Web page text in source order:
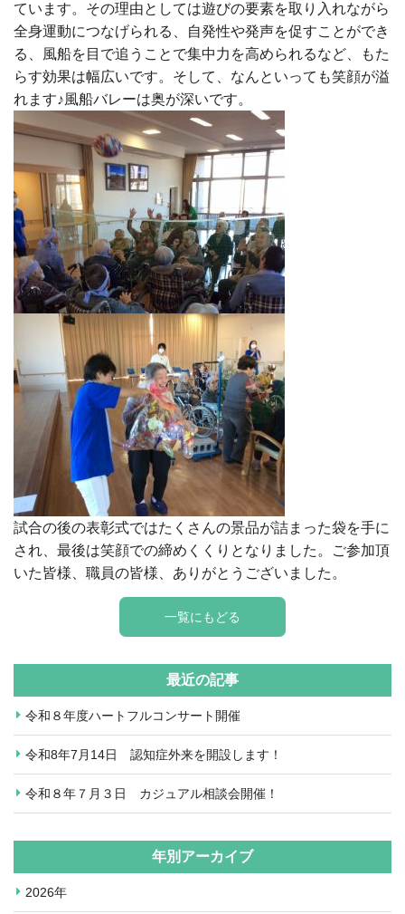
ています。その理由としては遊びの要素を取り入れながら
全身運動につなげられる、自発性や発声を促すことができ
る、風船を目で追うことで集中力を高められるなど、もた
らす効果は幅広いです。そして、なんといっても笑顔が溢
れます♪風船バレーは奥が深いです。
試合の後の表彰式ではたくさんの景品が詰まった袋を手に
され、最後は笑顔での締めくくりとなりました。ご参加頂
いた皆様、職員の皆様、ありがとうございました。
一覧にもどる
最近の記事
令和８年度ハートフルコンサート開催
令和8年7月14日 認知症外来を開設します！
令和８年７月３日 カジュアル相談会開催！
年別アーカイブ
2026年